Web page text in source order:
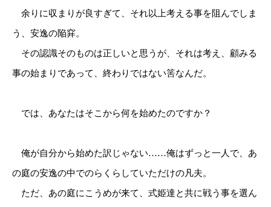
余りに収まりが良すぎて、それ以上考える事を阻んでしま
う、安逸の陥穽。
その認識そのものは正しいと思うが、それは考え、顧みる
事の始まりであって、終わりではない筈なんだ。
では、あなたはそこから何を始めたのですか？
俺が自分から始めた訳じゃない……俺はずっと一人で、あ
の庭の安逸の中でのらくらしていただけの凡夫。
ただ、あの庭にこうめが来て、式姫達と共に戦う事を選ん